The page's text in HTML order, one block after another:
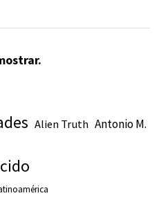
Alien Truth Antonio M.